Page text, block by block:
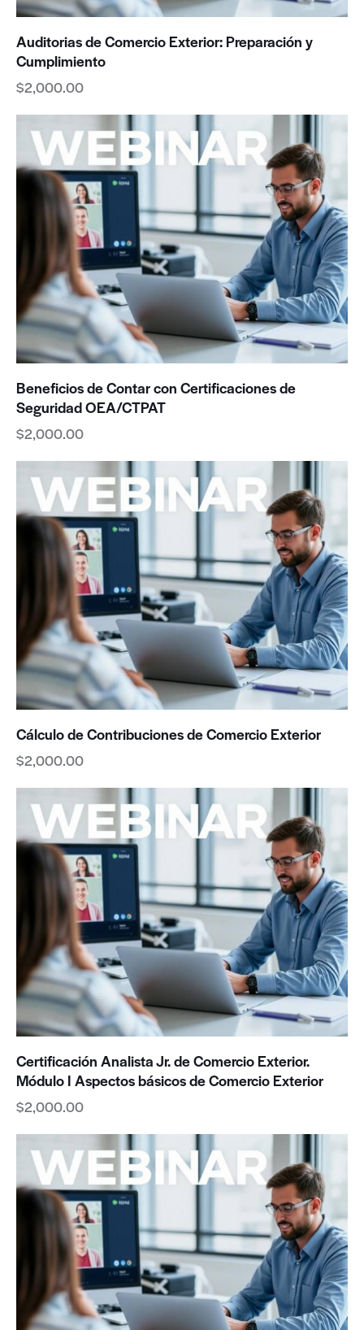
Auditorias de Comercio Exterior: Preparación y
Cumplimiento
$2,000.00
Beneficios de Contar con Certificaciones de
Seguridad OEA/CTPAT
$2,000.00
Cálculo de Contribuciones de Comercio Exterior
$2,000.00
Certificación Analista Jr. de Comercio Exterior.
Módulo I Aspectos básicos de Comercio Exterior
$2,000.00